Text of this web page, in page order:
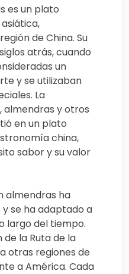
es un plato
de China. Su
atrás, cuando
un
y se utilizaban
La
almendras y otros
en un plato
china,
sabor y su valor
almendras ha
se ha adaptado a
largo del tiempo.
de la Ruta de la
otras regiones de
a América. Cada